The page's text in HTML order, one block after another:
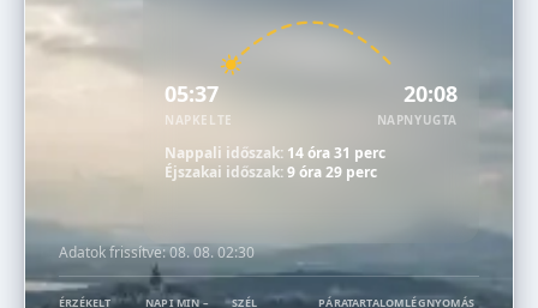
05:37
NAPKELTE
20:08
NAPNYUGTA
Nappali időszak: 14 óra 31 perc
Éjszakai időszak:9 óra 29 perc
Adatok frissítve:08. 08. 02:30
ÉRZÉKELT
NAPI MIN –
SZÉL PÁRATARTALOMLÉGNYOMÁS